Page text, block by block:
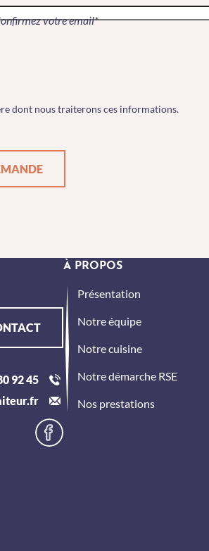
votre email*
dont nous traiterons ces informations.
À PROPOS
Présentation
Notre équipe
Notre cuisine
Notre démarche RSE
Nos prestations
92 45